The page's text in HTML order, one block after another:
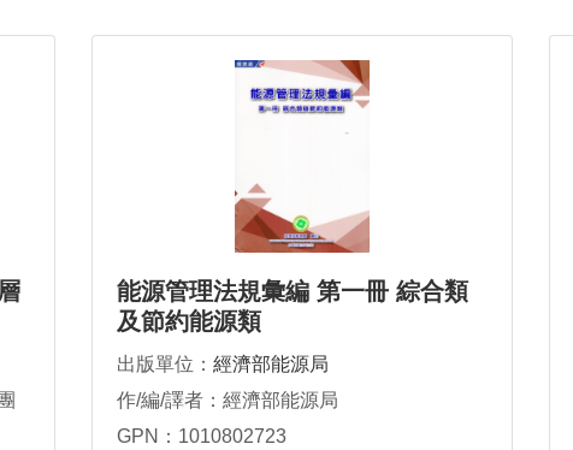
能源管理法規彙編 第一冊 綜合類
及節約能源類
出版單位： 經濟部能源局
作/編/譯者：經濟部能源局
GPN：1010802723